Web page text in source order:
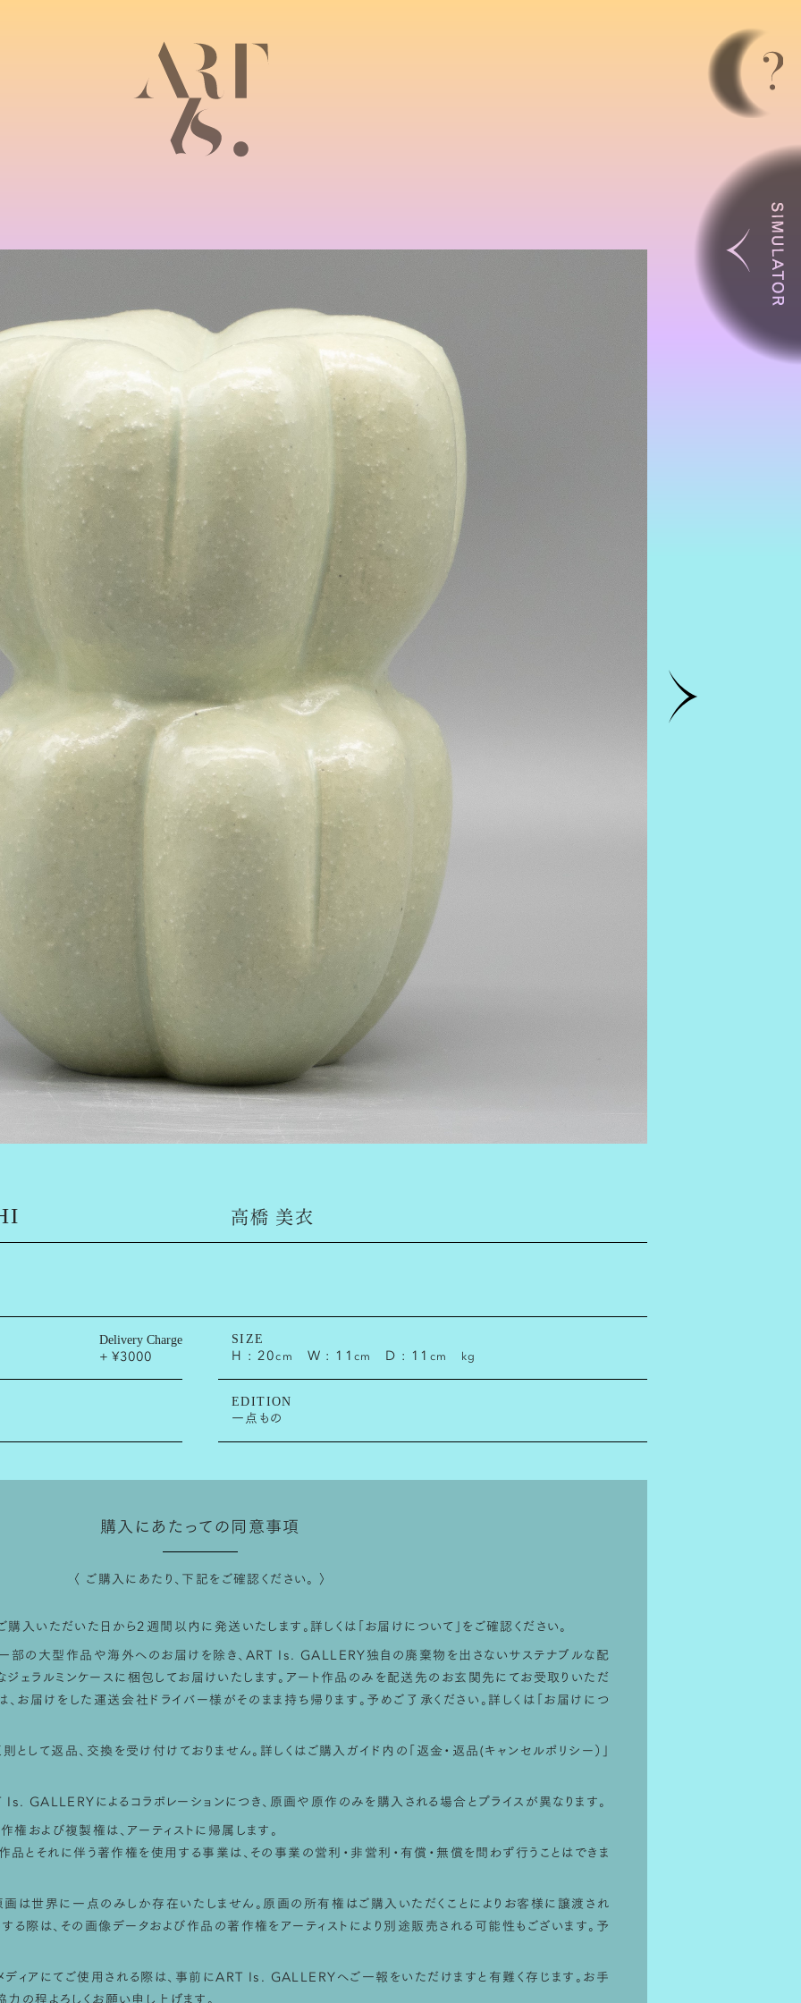
高橋 美衣
Delivery Charge
+ ¥3000
SIZE
H : 20cm W : 11cm D : 11 cm kg
EDITION
一点もの
購入にあたっての同意事項
〈 ご購入にあたり、下記をご確認ください。 〉
購入いただいた日から2週間以内に発送いたします。詳しくは「お届けについて 」をご確認ください。
部の大型作品や海外へのお届けを除き、ART Is. GALLERY独自の廃棄物を出さないサステナブルな配
ジェラルミンケースに梱包してお届けいたします。アート作品のみを配送先のお玄関先にてお受取りいただ
お届けをした運送会社ドライバー様がそのまま持ち帰ります。予めご了承ください。詳しくは「お届けにつ
して返品、交換を受け付けておりません。詳しくはご購入ガイド内の「返金・返品(キャンセルポリシー） 」
GALLERYによるコラボレーションにつき、原画や原作のみを購入される場合とプライスが異なります。
および複製権は、アーティストに帰属します。
品とそれに伴う著作権を使用する事業は、その事業の営利・非営利・有償・無償を問わず行うことはできま
は世界に一点のみしか存在いたしません。原画の所有権はご購入いただくことによりお客様に譲渡され
る際は、その画像データおよび作品の著作権をアーティストにより別途販売される可能性もございます。予
ィアにてご使用される際は、事前にART Is. GALLERYへご一報をいただけますと有難く存じます。お手
の程よろしくお願い申し上げます。
レータ利用方法
ことが出来ます。
STEP 1